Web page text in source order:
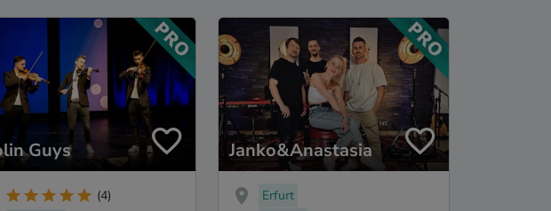
Guys
(4)
Janko&Anastasia
Erfurt